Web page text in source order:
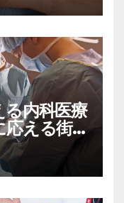
内科医療
応える街